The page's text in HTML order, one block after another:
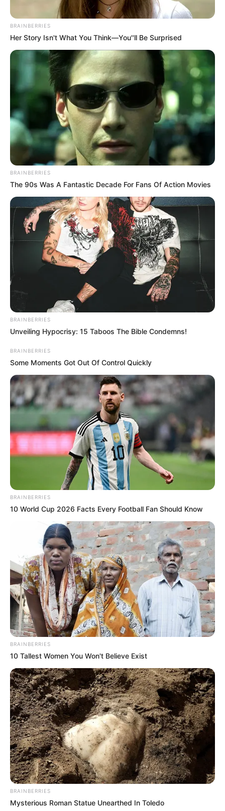
BRAINBERRIES
Her Story Isn't What You Think—You''ll Be Surprised
BRAINBERRIES
The 90s Was A Fantastic Decade For Fans Of Action Movies
BRAINBERRIES
Unveiling Hypocrisy: 15 Taboos The Bible Condemns!
BRAINBERRIES
Some Moments Got Out Of Control Quickly
BRAINBERRIES
10 World Cup 2026 Facts Every Football Fan Should Know
BRAINBERRIES
10 Tallest Women You Won't Believe Exist
BRAINBERRIES
Mysterious Roman Statue Unearthed In Toledo